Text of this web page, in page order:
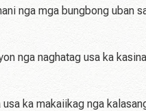
nga mga bungbong uban
nga naghatag usa ka
ka makaiikag nga